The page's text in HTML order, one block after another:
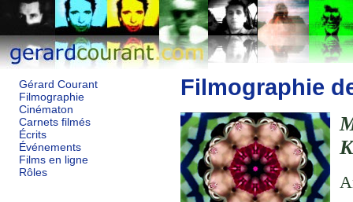
Gérard Courant
Filmographie
Cinématon
Carnets filmés
Écrits
Événements
Films en ligne
Rôles
Filmographie